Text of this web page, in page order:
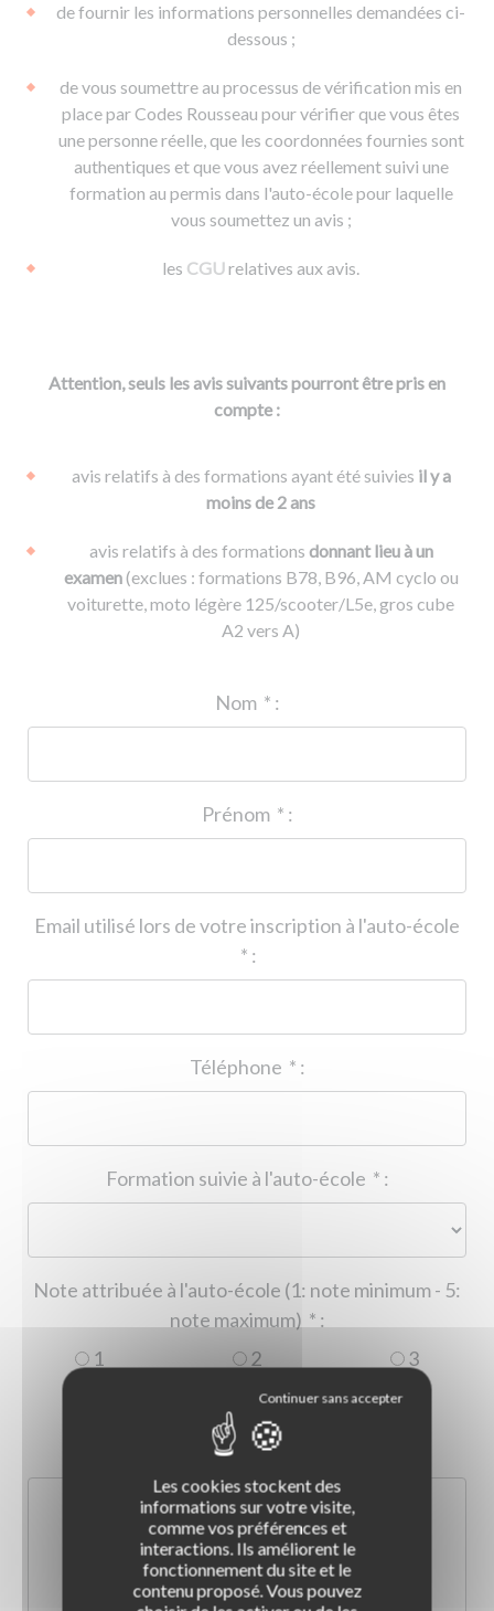
de fournir les informations personnelles demandées ci-
dessous ;
de vous soumettre au processus de vérification mis en
place par Codes Rousseau pour vérifier que vous êtes
une personne réelle, que les coordonnées fournies sont
authentiques et que vous avez réellement suivi une
formation au permis dans l'auto-école pour laquelle
vous soumettez un avis ;
les CGUrelatives aux avis.
Attention, seuls les avis suivants pourront être pris en
compte :
avis relatifs à des formations ayant été suivies il y a
moins de 2 ans
avis relatifs à des formations donnant lieu à un
examen(exclues : formations B78, B96, AM cyclo ou
voiturette, moto légère 125/scooter/L5e, gros cube
A2 vers A)
* :
* :
Email utilisé lors de votre inscription à l'auto-école
* :
* :
* :
Note attribuée à l'auto-école (1: note minimum - 5:
* :
1
2
3
5
Les cookies stockent des
informations sur votre visite,
comme vos préférences et
interactions. Ils améliorent le
fonctionnement du site et le
contenu proposé. Vous pouvez